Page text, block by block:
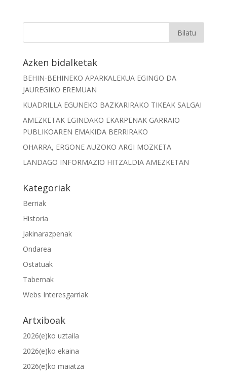
Azken bidalketak
BEHIN-BEHINEKO APARKALEKUA EGINGO DA
JAUREGIKO EREMUAN
KUADRILLA EGUNEKO BAZKARIRAKO TIKEAK SALGAI
AMEZKETAK EGINDAKO EKARPENAK GARRAIO
PUBLIKOAREN EMAKIDA BERRIRAKO
OHARRA, ERGONE AUZOKO ARGI MOZKETA
LANDAGO INFORMAZIO HITZALDIA AMEZKETAN
Kategoriak
Berriak
Historia
Jakinarazpenak
Ondarea
Ostatuak
Tabernak
Webs Interesgarriak
Artxiboak
2026(e)ko uztaila
2026(e)ko ekaina
2026(e)ko maiatza